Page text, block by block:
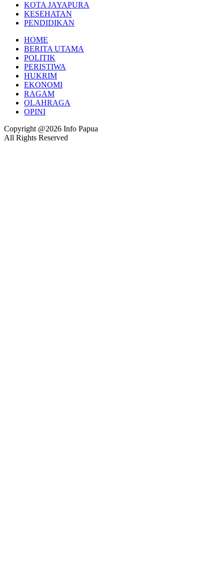
KOTA JAYAPURA
KESEHATAN
PENDIDIKAN
HOME
BERITA UTAMA
POLITIK
PERISTIWA
HUKRIM
EKONOMI
RAGAM
OLAHRAGA
OPINI
Copyright @2026 Info Papua
All Rights Reserved